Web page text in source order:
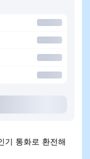
통화로 환전해